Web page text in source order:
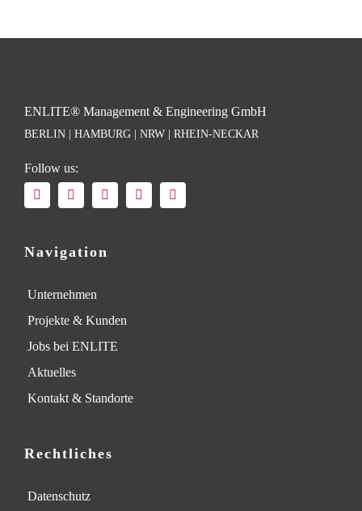
ENLITE® Management & Engineering GmbH
BERLIN | HAMBURG | NRW | RHEIN-NECKAR
Follow us:
Navigation
Unternehmen
Projekte & Kunden
Jobs bei ENLITE
Aktuelles
Kontakt & Standorte
Rechtliches
Datenschutz